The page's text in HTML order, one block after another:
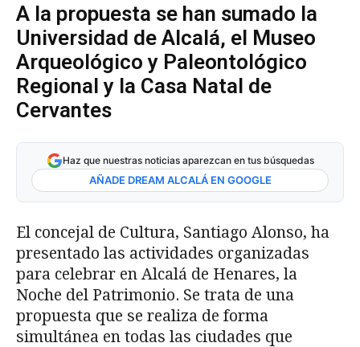
A la propuesta se han sumado la
Universidad de Alcalá, el Museo
Arqueológico y Paleontológico
Regional y la Casa Natal de
Cervantes
Haz que nuestras noticias aparezcan en tus búsquedas
AÑADE DREAM ALCALÁ EN GOOGLE
El concejal de Cultura, Santiago Alonso, ha
presentado las actividades organizadas
para celebrar en Alcalá de Henares, la
Noche del Patrimonio. Se trata de una
propuesta que se realiza de forma
simultánea en todas las ciudades que